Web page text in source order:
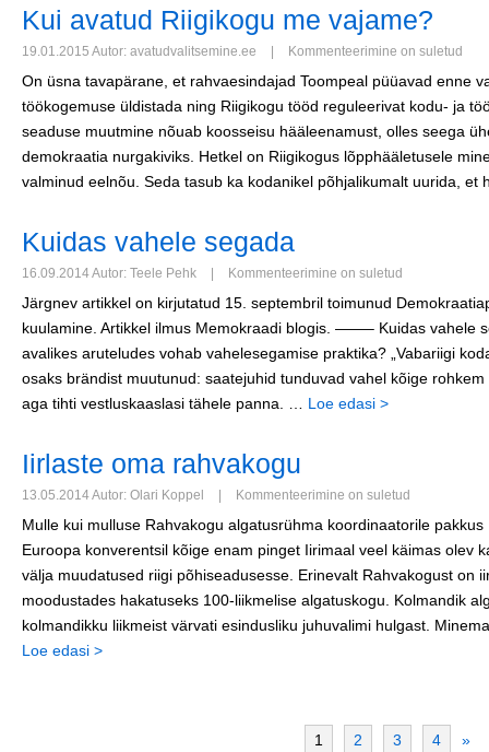
Kui avatud Riigikogu me vajame?
19.01.2015 Autor: avatudvalitsemine.ee Kommenteerimine on suletud
On üsna tavapärane, et rahvaesindajad Toompeal püüavad enne
töökogemuse üldistada ning Riigikogu tööd reguleerivat kodu- ja
seaduse muutmine nõuab koosseisu hääleenamust, olles seega
demokraatia nurgakiviks. Hetkel on Riigikogus lõpphääletusele
valminud eelnõu. Seda tasub ka kodanikel põhjalikumalt uurida,
Kuidas vahele segada
16.09.2014 Autor: Teele Pehk Kommenteerimine on suletud
Järgnev artikkel on kirjutatud 15. septembril toimunud
kuulamine. Artikkel ilmus Memokraadi blogis. ——– Kuidas vahele
avalikes aruteludes vohab vahelesegamise praktika? „Vabariigi
osaks brändist muutunud: saatejuhid tunduvad vahel kõige
aga tihti vestluskaaslasi tähele panna. … Loe edasi >
Iirlaste oma rahvakogu
13.05.2014 Autor: Olari Koppel Kommenteerimine on suletud
Mulle kui mulluse Rahvakogu algatusrühma koordinaatorile
Euroopa konverentsil kõige enam pinget Iirimaal veel käimas olev
välja muudatused riigi põhiseadusesse. Erinevalt Rahvakogust on
moodustades hakatuseks 100-liikmelise algatuskogu. Kolmandik
kolmandikku liikmeist värvati esindusliku juhuvalimi hulgast.
Loe edasi >
1 2 3 4 »